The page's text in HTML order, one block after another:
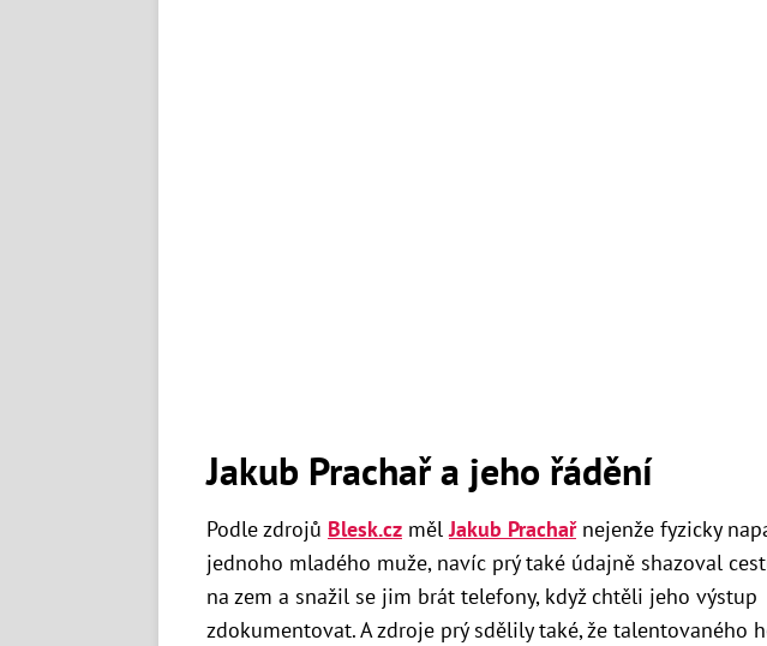
Jakub Prachař a jeho řádění
Podle zdrojů Blesk.cz mělJakub Prachařnejenže fyzicky
jednoho mladého muže, navíc prý také údajně shazoval
na zem a snažil se jim brát telefony, když chtěli jeho výstup
zdokumentovat. A zdroje prý sdělily také, že talentovaného